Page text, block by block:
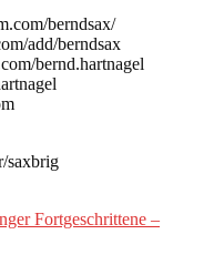
berndsax/
add/berndsax
bernd.hartnagel
saxbrig
Fortgeschrittene –